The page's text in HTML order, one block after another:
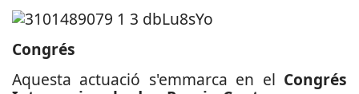
Congrés
Aquesta actuació s'emmarca en el Congrés